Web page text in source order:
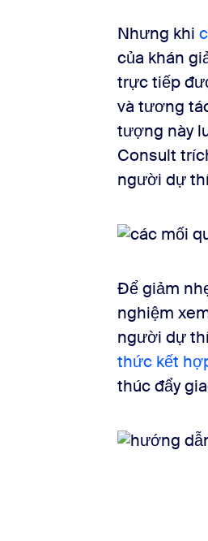
Nhưng khi
của khán
trực tiếp
và tương
tượng này
Consult
người dự
Để giảm
nghiệm
người dự
thức kết
thúc đẩy